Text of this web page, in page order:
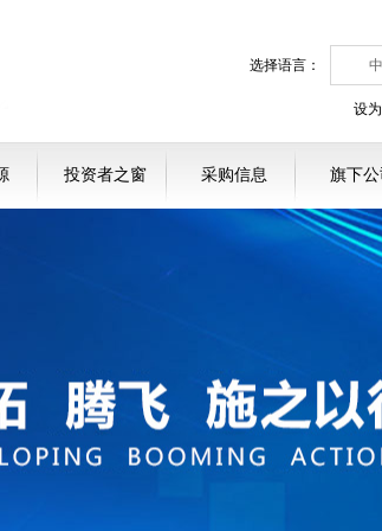
选择语言：
设
投资者之窗 采购信息 旗下公